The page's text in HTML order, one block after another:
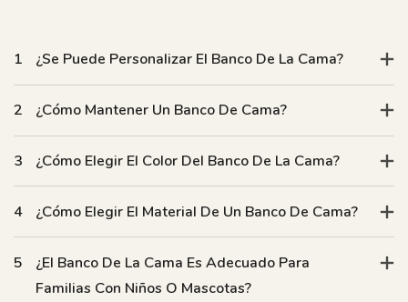
1 ¿Se Puede Personalizar El Banco De La Cama?
2 ¿Cómo Mantener Un Banco De Cama?
3 ¿Cómo Elegir El Color Del Banco De La Cama?
4 ¿Cómo Elegir El Material De Un Banco De Cama?
5
¿El Banco De La Cama Es Adecuado Para
Familias Con Niños O Mascotas?